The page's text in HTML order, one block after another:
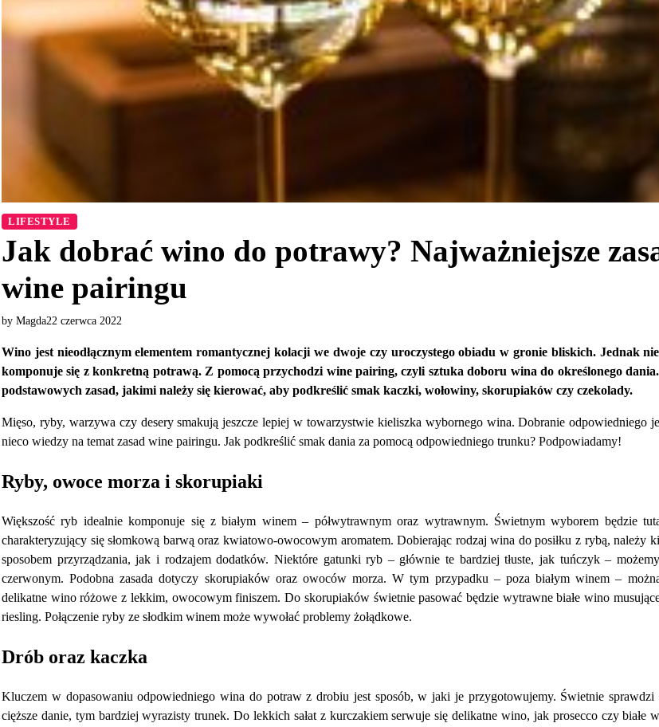
LIFESTYLE
Jak dobrać wino do potrawy? Najważniejsze
wine pairingu
by Magda22 czerwca 2022
Wino jest nieodłącznym elementem romantycznej kolacji we dwoje czy uroczystego obiadu w gronie bliskich. Jednak
komponuje się z konkretną potrawą. Z pomocą przychodzi wine pairing, czyli sztuka doboru wina do określonego
podstawowych zasad, jakimi należy się kierować, aby podkreślić smak kaczki, wołowiny, skorupiaków czy czekolady.
Mięso, ryby, warzywa czy desery smakują jeszcze lepiej w towarzystwie kieliszka wybornego wina. Dobranie odpowiedniego
nieco wiedzy na temat zasad wine pairingu. Jak podkreślić smak dania za pomocą odpowiedniego trunku? Podpowiadamy!
Ryby, owoce morza i skorupiaki
Większość ryb idealnie komponuje się z białym winem – półwytrawnym oraz wytrawnym. Świetnym wyborem będzie
charakteryzujący się słomkową barwą oraz kwiatowo-owocowym aromatem. Dobierając rodzaj wina do posiłku z rybą, należy
sposobem przyrządzania, jak i rodzajem dodatków. Niektóre gatunki ryb – głównie te bardziej tłuste, jak tuńczyk –
czerwonym. Podobna zasada dotyczy skorupiaków oraz owoców morza. W tym przypadku – poza białym winem –
delikatne wino różowe z lekkim, owocowym finiszem. Do skorupiaków świetnie pasować będzie wytrawne białe wino
riesling. Połączenie ryby ze słodkim winem może wywołać problemy żołądkowe.
Drób oraz kaczka
Kluczem w dopasowaniu odpowiedniego wina do potraw z drobiu jest sposób, w jaki je przygotowujemy. Świetnie sprawdzi
cięższe danie, tym bardziej wyrazisty trunek. Do lekkich sałat z kurczakiem serwuje się delikatne wino, jak prosecco czy białe